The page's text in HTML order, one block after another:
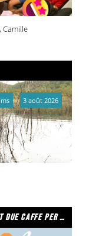
Camille
3 août 2026
chapitre 1 : des lacs, des montagnes et due caffe per favore